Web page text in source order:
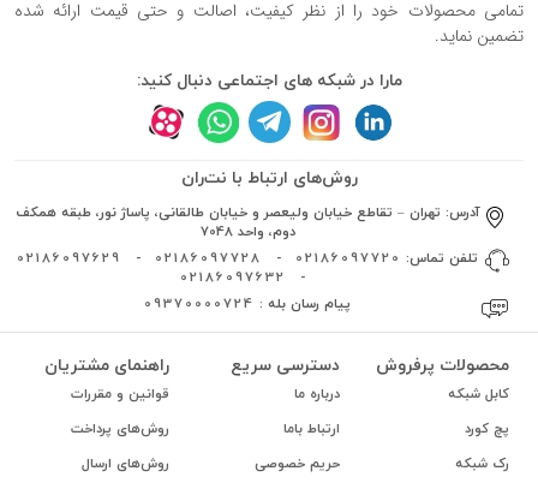
تمامی محصولات خود را از نظر کیفیت، اصالت و حتی قیمت ارائه شده
تضمین نماید.
مارا در شبکه های اجتماعی دنبال کنید:
روش‌های ارتباط با نت‌ران
آدرس: تهران – تقاطع خیابان ولیعصر و خیابان طالقانی، پاساژ نور، طبقه همکف
دوم، واحد 7048
تلفن تماس: 02186097720
-
02186097728
-
02186097629
-
02186097632
پیام رسان بله : 09370000724
محصولات پرفروش
کابل شبکه
پچ کورد
رک شبکه
دسترسی سریع
درباره ما
ارتباط باما
حریم خصوصی
راهنمای مشتریان
قوانین و مقررات
روش‌های پرداخت
روش‌های ارسال